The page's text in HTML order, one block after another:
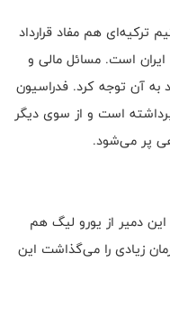
تركيه‌‌ای هم مفاد قرارداد
ايران است. مسائل مالی و
به آن توجه کرد. فدراسیون
است و از سوی دیگر
پر می‌شود.
دمير از يورو ليگ هم
زيادی را می‌گذاشت اين